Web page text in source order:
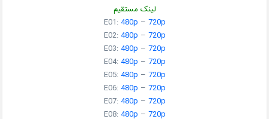
لینک مستقیم
E01:480p – 720p
E02:480p – 720p
E03:480p – 720p
E04:480p – 720p
E05:480p – 720p
E06:480p – 720p
E07:480p – 720p
E08:480p – 720p